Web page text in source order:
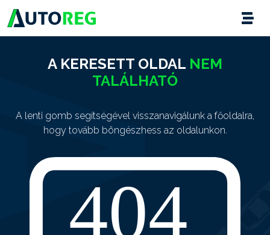
A KERESETT OLDAL NEM
TALÁLHATÓ
A lenti gomb segítségével visszanavigálunk a főoldalra,
hogy tovább böngészhess az oldalunkon.